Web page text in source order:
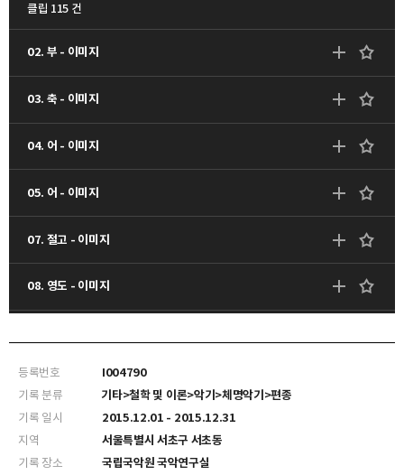
클립 115 건
02. 부 - 이미지
03. 축 - 이미지
04. 어 - 이미지
05. 어 - 이미지
07. 절고 - 이미지
08. 영도 - 이미지
10. 노도 - 이미지
11. 노도 - 이미지
등록번호
I004790
기록 분류
기타>철학 및 이론>악기>체명악기>편종
기록 일시
2015.12.01 - 2015.12.31
지역
서울특별시 서초구 서초동
기록 장소
국립국악원 국악연구실